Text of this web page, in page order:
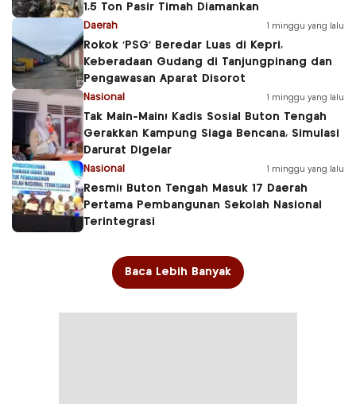
1,5 Ton Pasir Timah Diamankan
Daerah 1 minggu yang lalu
Rokok ‘PSG’ Beredar Luas di Kepri,
Keberadaan Gudang di Tanjungpinang dan
Pengawasan Aparat Disorot
Nasional 1 minggu yang lalu
Tak Main-Main! Kadis Sosial Buton Tengah
Gerakkan Kampung Siaga Bencana, Simulasi
Darurat Digelar
Nasional 1 minggu yang lalu
Resmi! Buton Tengah Masuk 17 Daerah
Pertama Pembangunan Sekolah Nasional
Terintegrasi
Baca Lebih Banyak